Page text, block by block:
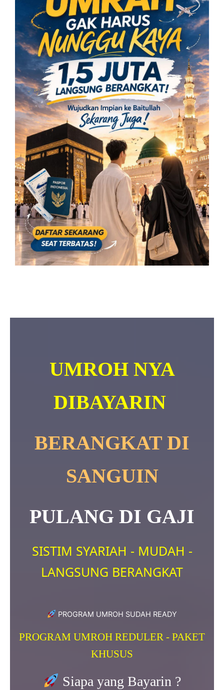
UMROH NYA
DIBAYARIN
BERANGKAT DI
SANGUIN
PULANG DI GAJI
SISTIM SYARIAH - MUDAH -
LANGSUNG BERANGKAT
PROGRAM UMROH SUDAH READY
PROGRAM UMROH REDULER - PAKET
KHUSUS
Siapa yang Bayarin ?